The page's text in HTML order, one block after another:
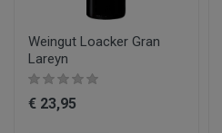
Weingut Loacker Gran
Lareyn
€ 23,95